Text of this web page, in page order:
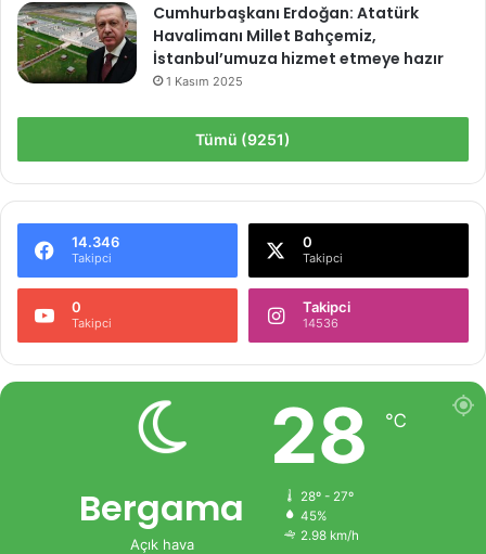
Cumhurbaşkanı Erdoğan: Atatürk
Havalimanı Millet Bahçemiz,
İstanbul’umuza hizmet etmeye hazır
1 Kasım 2025
Tümü (9251)
14.346
Takipci
0
Takipci
0
Takipci
Takipci
14536
Bergama
Açık hava
28 ℃
28º - 27º
45%
2.98 km/h